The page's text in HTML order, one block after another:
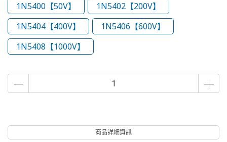
1N5400【50V】
1N5402【200V】
1N5404【400V】
1N5406【600V】
1N5408【1000V】
商品詳細資訊